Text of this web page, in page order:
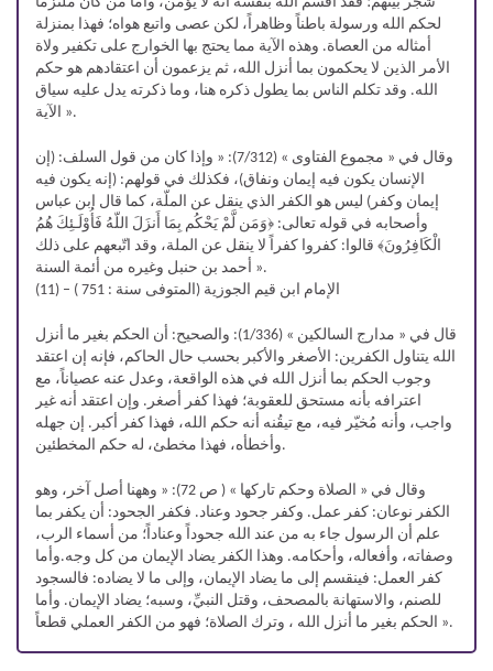
لحكم الله ورسولة باطناً وظاهراً، لكن عصى واتبع هواه؛ فهذا بمنزلة
أمثاله من العصاة. وهذه الآية مما يحتج بها الخوارج على تكفير ولاة
الأمر الذين لا يحكمون بما أنزل الله، ثم يزعمون أن اعتقادهم هو حكم
الله. وقد تكلم الناس بما يطول ذكره هنا، وما ذكرته يدل عليه سياق
الآية ».
وقال في « مجموع الفتاوى » (7/312): « وإذا كان من قول السلف: (إن
الإنسان يكون فيه إيمان ونفاق)، فكذلك في قولهم: (إنه يكون فيه
إيمان وكفر) ليس هو الكفر الذي ينقل عن الملّة، كما قال ابن عباس
وأصحابه في قوله تعالى: ﴿وَمَن لَّمْ يَحْكُم بِمَا أَنزَلَ اللّهُ فَأُوْلَـئِكَ هُمُ
الْكَافِرُونَ﴾ قالوا: كفروا كفراً لا ينقل عن الملة، وقد اتّبعهم على ذلك
أحمد بن حنبل وغيره من أئمة السنة ».
(11) – الإمام ابن قيم الجوزية (المتوفى سنة : 751 )
قال في « مدارج السالكين » (1/336): والصحيح: أن الحكم بغير ما أنزل
الله يتناول الكفرين: الأصغر والأكبر بحسب حال الحاكم، فإنه إن اعتقد
وجوب الحكم بما أنزل الله في هذه الواقعة، وعدل عنه عصياناً، مع
اعترافه بأنه مستحق للعقوبة؛ فهذا كفر أصغر. وإن اعتقد أنه غير
واجب، وأنه مُخيّر فيه، مع تيقُنه أنه حكم الله، فهذا كفر أكبر. إن جهله
وأخطأه، فهذا مخطئ، له حكم المخطئين.
وقال في « الصلاة وحكم تاركها » ( ص 72): « وههنا أصل آخر، وهو
الكفر نوعان: كفر عمل. وكفر جحود وعناد. فكفر الجحود: أن يكفر بما
علم أن الرسول جاء به من عند الله جحوداً وعناداً؛ من أسماء الرب،
وصفاته، وأفعاله، وأحكامه. وهذا الكفر يضاد الإيمان من كل وجه.وأما
كفر العمل: فينقسم إلى ما يضاد الإيمان، وإلى ما لا يضاده: فالسجود
للصنم، والاستهانة بالمصحف، وقتل النبيِّ، وسبه؛ يضاد الإيمان. وأما
الحكم بغير ما أنزل الله ، وترك الصلاة؛ فهو من الكفر العملي قطعاً ».